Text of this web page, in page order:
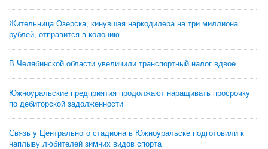
Жительница Озерска, кинувшая наркодилера на три миллиона
рублей, отправится в колонию
В Челябинской области увеличили транспортный налог вдвое
Южноуральские предприятия продолжают наращивать просрочку
по дебиторской задолженности
Связь у Центрального стадиона в Южноуральске подготовили к
наплыву любителей зимних видов спорта